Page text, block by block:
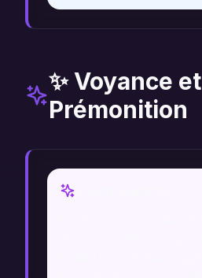
✨ Voyance et
Prémonition